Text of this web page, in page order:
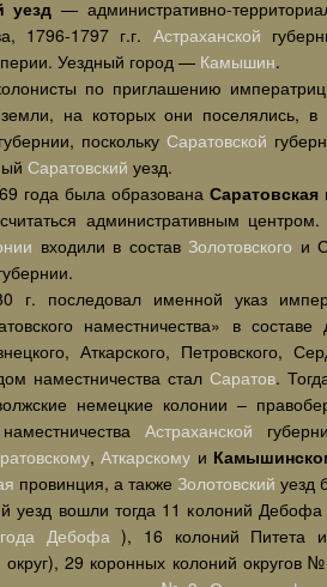
уезд — административно-
1796-1797 г.г. Астраханской
Уездный город — Камышин.
по приглашению
на которых они поселялись,
губернии, поскольку Саратовской
Саратовский уезд.
года была образована
административным
входили в состав Золотовского и
г. последовал именной указ
наместничества» в
Аткарского, Петровского,
наместничества стал Саратов.
немецкие колонии –
наместничестваАстраханской
,Аткарскому и
провинция, а также Золотовский уезд
уезд вошли тогда 11 колоний
Дебофа), 16 колоний Питета
округ), 29 коронных колоний